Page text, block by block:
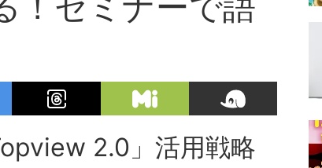
2.0」活用戦略